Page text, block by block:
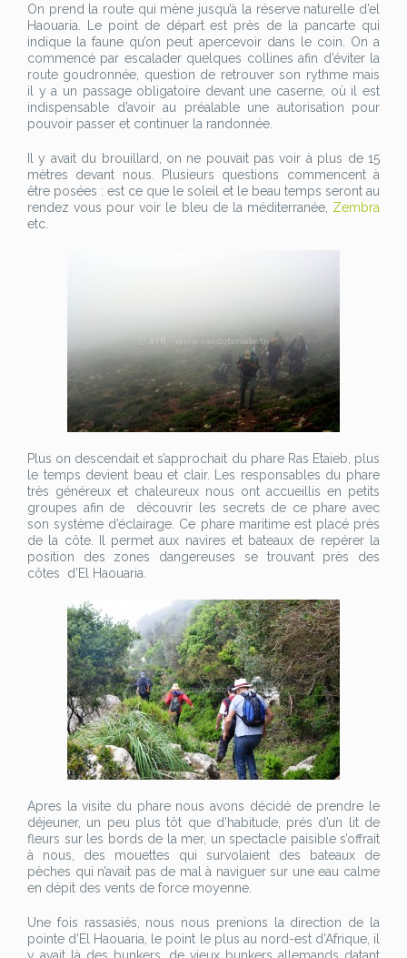
On prend la route qui mène jusqu’à la réserve naturelle d’el
Haouaria. Le point de départ est près de la pancarte qui
indique la faune qu’on peut apercevoir dans le coin. On a
commencé par escalader quelques collines afin d’éviter la
route goudronnée, question de retrouver son rythme mais
il y a un passage obligatoire devant une caserne, où il est
indispensable d’avoir au préalable une autorisation pour
pouvoir passer et continuer la randonnée.
Il y avait du brouillard, on ne pouvait pas voir à plus de 15
mètres devant nous. Plusieurs questions commencent à
être posées : est ce que le soleil et le beau temps seront au
rendez vous pour voir le bleu de la méditerranée, Zembra
etc.
Plus on descendait et s’approchait du phare Ras Etaieb, plus
le temps devient beau et clair. Les responsables du phare
très généreux et chaleureux nous ont accueillis en petits
groupes afin de découvrir les secrets de ce phare avec
son système d’éclairage. Ce phare maritime est placé près
de la côte. Il permet aux navires et bateaux de repérer la
position des zones dangereuses se trouvant près des
côtes d’El Haouaria.
Apres la visite du phare nous avons décidé de prendre le
déjeuner, un peu plus tôt que d’habitude, prés d’un lit de
fleurs sur les bords de la mer, un spectacle paisible s’offrait
à nous, des mouettes qui survolaient des bateaux de
pèches qui n’avait pas de mal à naviguer sur une eau calme
en dépit des vents de force moyenne.
Une fois rassasiés, nous nous prenions la direction de la
pointe d’El Haouaria, le point le plus au nord-est d’Afrique, il